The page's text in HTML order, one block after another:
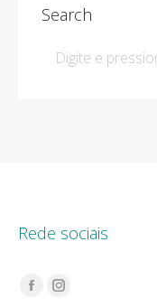
Search
Search:
Rede sociais
Encontre-nos em:
FacebookInstagram